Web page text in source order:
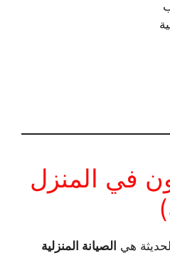
في المنزل
هي الصيانة المنزلية